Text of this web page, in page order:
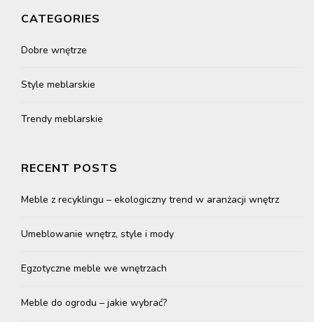
CATEGORIES
Dobre wnętrze
Style meblarskie
Trendy meblarskie
RECENT POSTS
Meble z recyklingu – ekologiczny trend w aranżacji wnętrz
Umeblowanie wnętrz, style i mody
Egzotyczne meble we wnętrzach
Meble do ogrodu – jakie wybrać?